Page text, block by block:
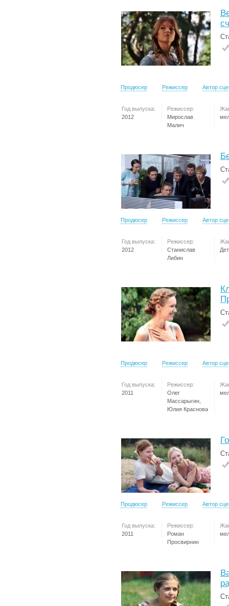
Продюсер Режиссер Автор
Год выпуска:
2012
Режиссер:
Мирослав
Малич
Продюсер Режиссер Автор
Год выпуска:
2012
Режиссер:
Станислав
Либин
Продюсер Режиссер Автор
Год выпуска:
2011
Режиссер:
Олег
Массарыгин,
Юлия Краснова
Продюсер Режиссер Автор
Год выпуска:
2011
Режиссер:
Роман
Просвирнин